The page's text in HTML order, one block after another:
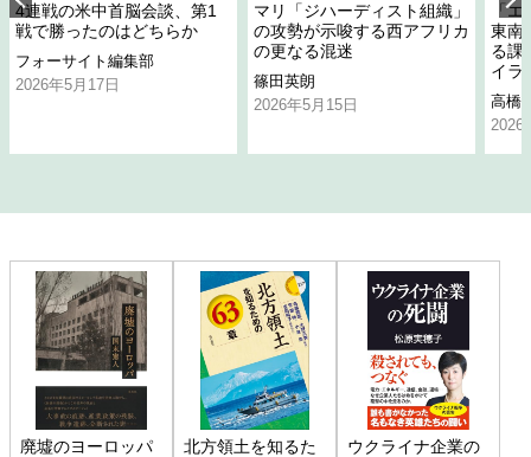
4連戦の米中首脳会談、第1
戦で勝ったのはどちらか
フォーサイト編集部
2026年5月17日
マリ「ジハーディスト組織」
の攻勢が示唆する西アフリカ
の更なる混迷
篠田英朗
2026年5月15日
「
東南
る課
イラ
高橋
2026
廃墟のヨーロッパ
北方領土を知るた
ウクライナ企業の